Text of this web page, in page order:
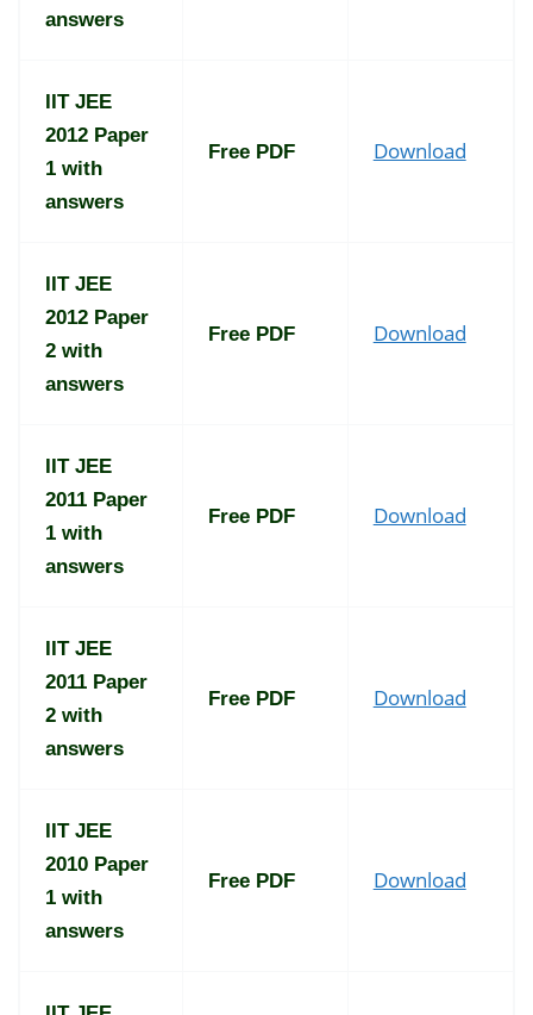
answers
IIT JEE
2012 Paper
1 with
answers
Free PDF Download
IIT JEE
2012 Paper
2 with
answers
Free PDF Download
IIT JEE
2011 Paper
1 with
answers
Free PDF Download
IIT JEE
2011 Paper
2 with
answers
Free PDF Download
IIT JEE
2010 Paper
1 with
answers
Free PDF Download